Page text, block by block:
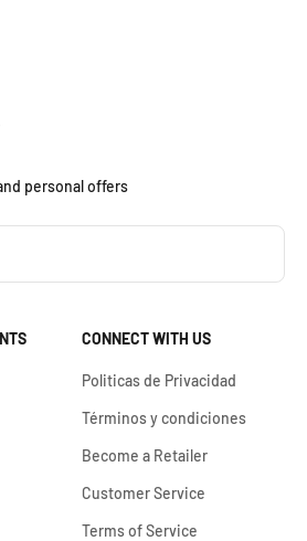
personal offers
CONNECT WITH US
Politicas de Privacidad
Términos y condiciones
Become a Retailer
Customer Service
Terms of Service